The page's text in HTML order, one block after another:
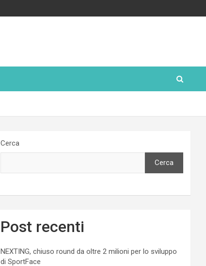
Cerca
Cerca
Post recenti
NEXTING, chiuso round da oltre 2 milioni per lo sviluppo
di SportFace